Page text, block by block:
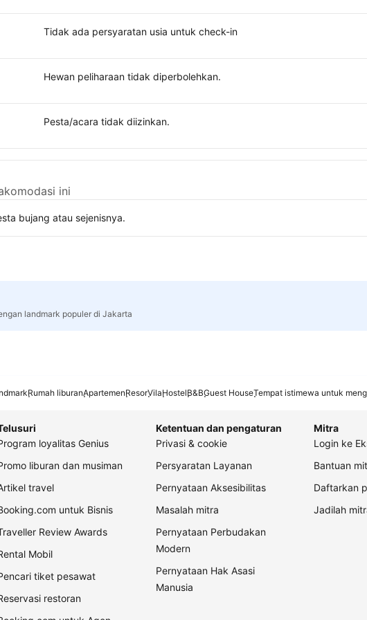
Tidak ada persyaratan usia untuk check-in
Hewan peliharaan tidak diperbolehkan.
Pesta/acara tidak diizinkan.
ini
bujang atau sejenisnya.
landmark populer di Jakarta
Rumah liburanApartemenResorVilaHostelB&BGuest HouseTempat istimewa untuk
loyalitas Genius
liburan dan musiman
travel
untuk Bisnis
Review Awards
Mobil
tiket pesawat
restoran
Ketentuan dan pengaturan
Privasi & cookie
Persyaratan Layanan
Pernyataan Aksesibilitas
Masalah mitra
Pernyataan Perbudakan
Modern
Pernyataan Hak Asasi
Manusia
Mitra
Login ke
Bantuan
Daftarkan
Jadilah